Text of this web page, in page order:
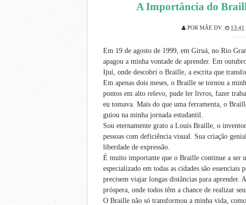
A Importância do
POR MÃE DV 13:41
Em 19 de agosto de 1999, em Giruá, no Rio
apagou a minha vontade de aprender. Em
Ijuí, onde descobri o Braille, a escrita que
Em apenas dois meses, o Braille se tornou a
pontos em alto relevo, pude ler livros, fazer
eu tomava. Mais do que uma ferramenta, o
guiou na minha jornada estudantil.
Sou eternamente grato a Louis Braille, o
pessoas com deficiência visual. Sua criação
liberdade de expressão.
É muito importante que o Braille continue a ser
especializado em todas as cidades são
precisem viajar longas distâncias para aprender.
próspera, onde todos têm a chance de realizar
O Braille não só transformou a minha vida,